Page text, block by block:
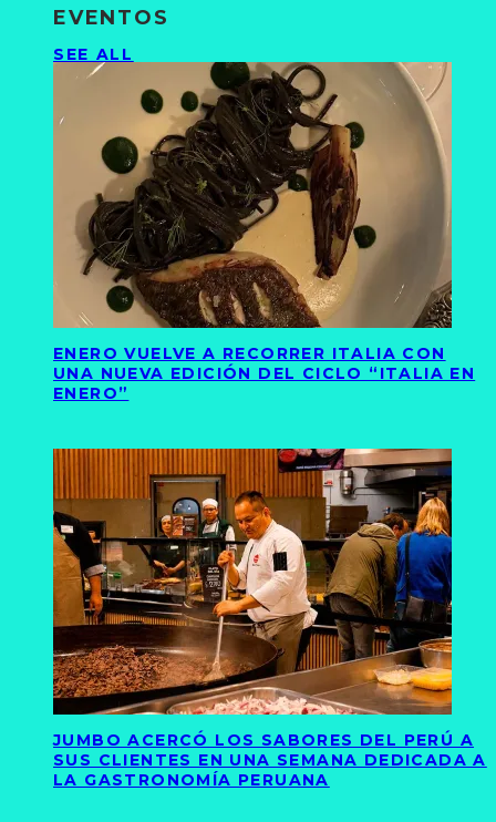
EVENTOS
SEE ALL
ENERO VUELVE A RECORRER ITALIA CON
UNA NUEVA EDICIÓN DEL CICLO “ITALIA EN
ENERO”
JUMBO ACERCÓ LOS SABORES DEL PERÚ A
SUS CLIENTES EN UNA SEMANA DEDICADA A
LA GASTRONOMÍA PERUANA